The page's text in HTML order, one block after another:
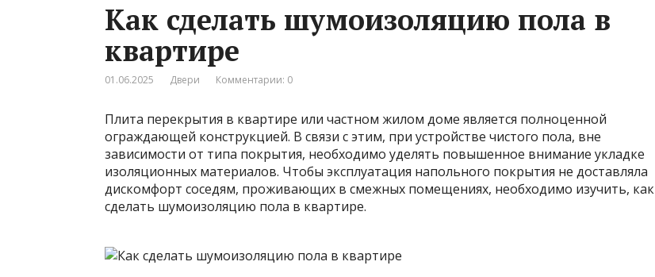
Как сделать шумоизоляцию пола в
квартире
01.06.2025 Двери Комментарии: 0
Плита перекрытия в квартире или частном жилом доме является полноценной
ограждающей конструкцией. В связи с этим, при устройстве чистого пола, вне
зависимости от типа покрытия, необходимо уделять повышенное внимание укладке
изоляционных материалов. Чтобы эксплуатация напольного покрытия не доставляла
дискомфорт соседям, проживающих в смежных помещениях, необходимо изучить, как
сделать шумоизоляцию пола в квартире.